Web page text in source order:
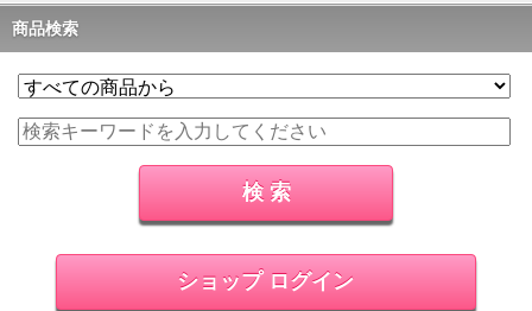
商品検索
ショップ ログイン